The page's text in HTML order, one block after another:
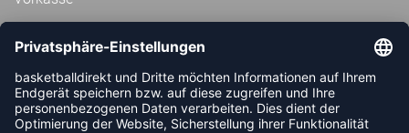
ABONNIERE JETZT DEN KOSTENLOSEN
HANDBALLDIREKT-NEWSLETTER UND VERPASSE KEINE
NEUIGKEIT ODER AKTION MEHR.